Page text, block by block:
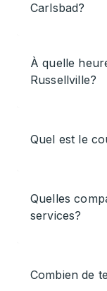
Carlsbad?
À quelle
Russellville?
Quel est le
Quelles
services?
Combien de